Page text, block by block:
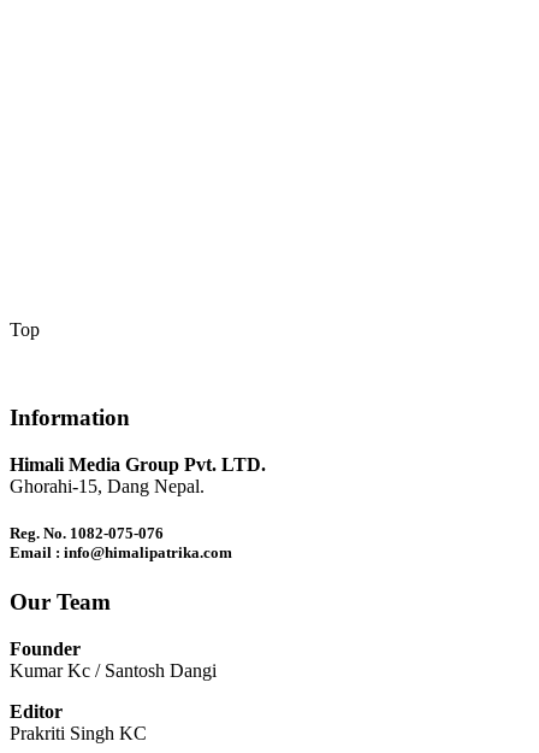
Top
Information
Himali Media Group Pvt. LTD.
Ghorahi-15, Dang Nepal.
Reg. No. 1082-075-076
Email : info@himalipatrika.com
Our Team
Founder
Kumar Kc / Santosh Dangi
Editor
Prakriti Singh KC